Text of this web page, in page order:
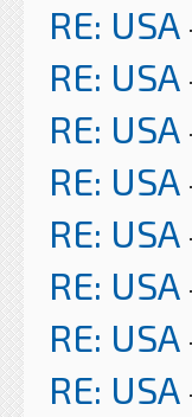
RE: USA
RE: USA
RE: USA
RE: USA
RE: USA
RE: USA
RE: USA
RE: USA